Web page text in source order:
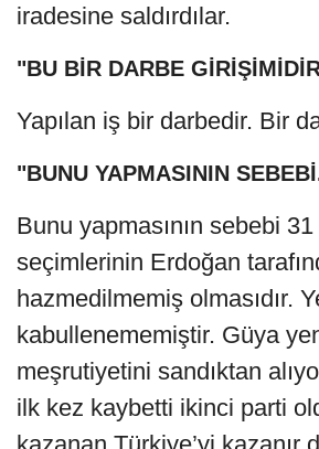
iradesine saldırdılar.
"BU BİR DARBE
Yapılan iş bir darbedir. Bir
"BUNU YAPMASININ
Bunu yapmasının sebebi
seçimlerinin Erdoğan
hazmedilmemiş olmasıdır.
kabullenememiştir. Güya
meşrutiyetini sandıktan
ilk kez kaybetti ikinci parti